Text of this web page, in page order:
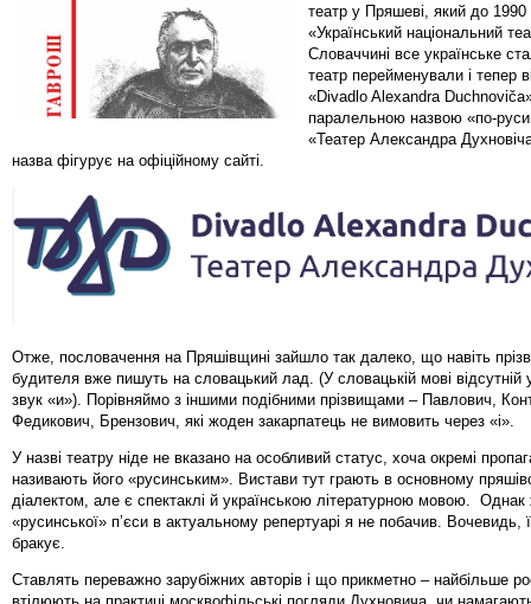
театр у Пряшеві, який до 1990
«Український національний
Словаччині все українське
театр перейменували і тепер
«Divadlo Alexandra
паралельною назвою «по-
«Театер Александра
назва фігурує на офіційному сайті.
Отже, пословачення на Пряшівщині зайшло так далеко, що навіть
будителя вже пишуть на словацький лад. (У словацькій мові відсутній
звук «и»). Порівняймо з іншими подібними прізвищами – Павлович,
Федикович, Брензович, які жоден закарпатець не вимовить через «і».
У назві театру ніде не вказано на особливий статус, хоча окремі
називають його «русинським». Вистави тут грають в основному
діалектом, але є спектаклі й українською літературною мовою. Однак
«русинської» п’єси в актуальному репертуарі я не побачив. Вочевидь,
бракує.
Ставлять переважно зарубіжних авторів і що прикметно – найбільше